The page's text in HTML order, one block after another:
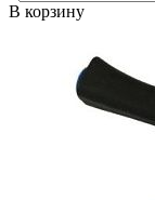
В корзину